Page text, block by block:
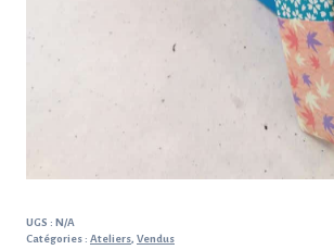
UGS : N/A
Catégories : Ateliers, Vendus